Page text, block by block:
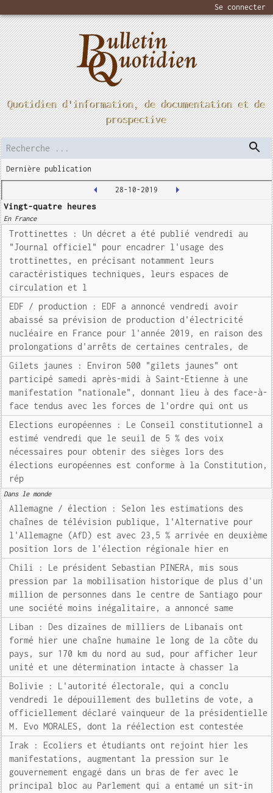
Se connecter
Quotidien d'information, de documentation et de
prospective
Dernière publication
28-10-2019
Vingt-quatre heures
En France
Trottinettes : Un décret a été publié vendredi au
"Journal officiel" pour encadrer l'usage des
trottinettes, en précisant notamment leurs
caractéristiques techniques, leurs espaces de
circulation et l
EDF / production : EDF a annoncé vendredi avoir
abaissé sa prévision de production d'électricité
nucléaire en France pour l'année 2019, en raison des
prolongations d'arrêts de certaines centrales, de
Gilets jaunes : Environ 500 "gilets jaunes" ont
participé samedi après-midi à Saint-Etienne à une
manifestation "nationale", donnant lieu à des face-à-
face tendus avec les forces de l'ordre qui ont us
Elections européennes : Le Conseil constitutionnel a
estimé vendredi que le seuil de 5 % des voix
nécessaires pour obtenir des sièges lors des
élections européennes est conforme à la Constitution,
rép
Dans le monde
Allemagne / élection : Selon les estimations des
chaînes de télévision publique, l'Alternative pour
l'Allemagne (AfD) est avec 23,5 % arrivée en deuxième
position lors de l'élection régionale hier en
Chili : Le président Sebastian PINERA, mis sous
pression par la mobilisation historique de plus d'un
million de personnes dans le centre de Santiago pour
une société moins inégalitaire, a annoncé same
Liban : Des dizaines de milliers de Libanais ont
formé hier une chaîne humaine le long de la côte du
pays, sur 170 km du nord au sud, pour afficher leur
unité et une détermination intacte à chasser la
Bolivie : L'autorité électorale, qui a conclu
vendredi le dépouillement des bulletins de vote, a
officiellement déclaré vainqueur de la présidentielle
M. Evo MORALES, dont la réélection est contestée
Irak : Ecoliers et étudiants ont rejoint hier les
manifestations, augmentant la pression sur le
gouvernement engagé dans un bras de fer avec le
principal bloc au Parlement qui a entamé un sit-in